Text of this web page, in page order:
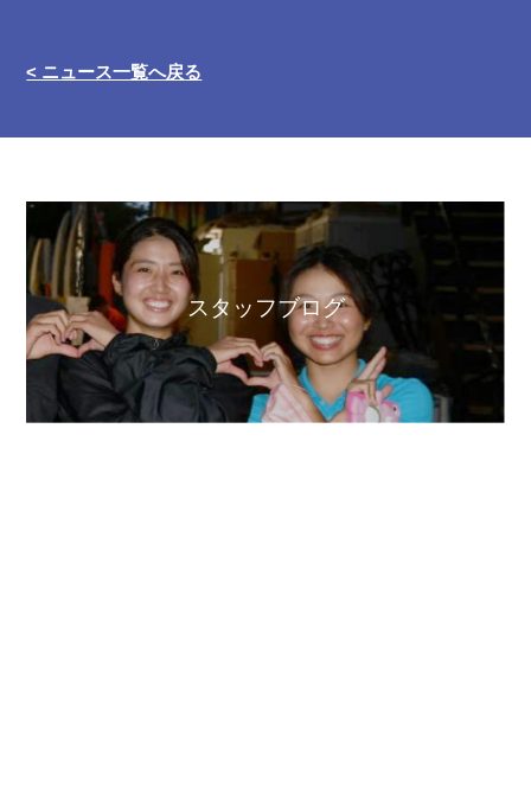
< ニュース一覧へ戻る
スタッフブログ